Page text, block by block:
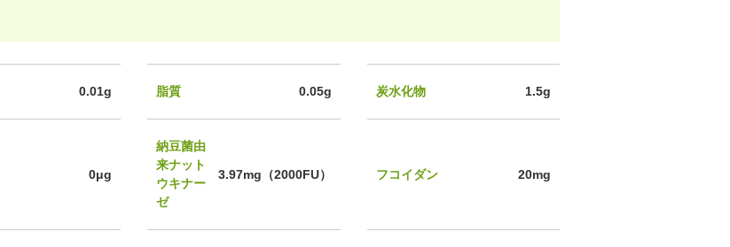
0.01g 脂質 0.05g 炭水化物 1.5g
0μg
納豆菌由
来ナット
ウキナー
ゼ
3.97mg（2000FU） フコイダン 20mg